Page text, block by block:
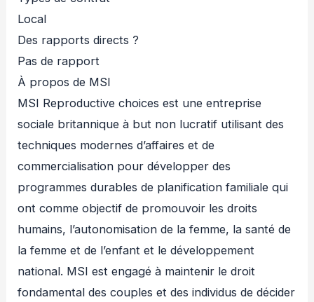
Local
Des rapports directs ?
Pas de rapport
À propos de MSI
MSI Reproductive choices est une entreprise
sociale britannique à but non lucratif utilisant des
techniques modernes d’affaires et de
commercialisation pour développer des
programmes durables de planification familiale qui
ont comme objectif de promouvoir les droits
humains, l’autonomisation de la femme, la santé de
la femme et de l’enfant et le développement
national. MSI est engagé à maintenir le droit
fondamental des couples et des individus de décider